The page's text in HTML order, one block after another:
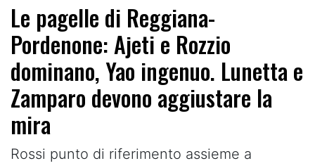
Le pagelle di Reggiana-
Pordenone: Ajeti e Rozzio
dominano, Yao ingenuo. Lunetta e
Zamparo devono aggiustare la
mira
Rossi punto di riferimento assieme a